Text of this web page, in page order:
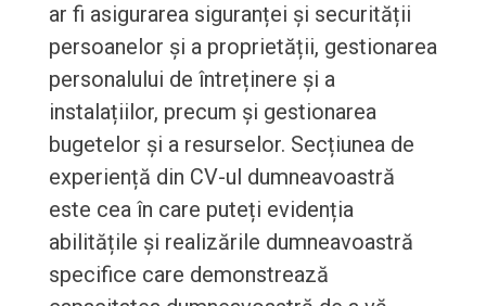
ar fi asigurarea siguranței și securității
persoanelor și a proprietății, gestionarea
personalului de întreținere și a
instalațiilor, precum și gestionarea
bugetelor și a resurselor. Secțiunea de
experiență din CV-ul dumneavoastră
este cea în care puteți evidenția
abilitățile și realizările dumneavoastră
specifice care demonstrează